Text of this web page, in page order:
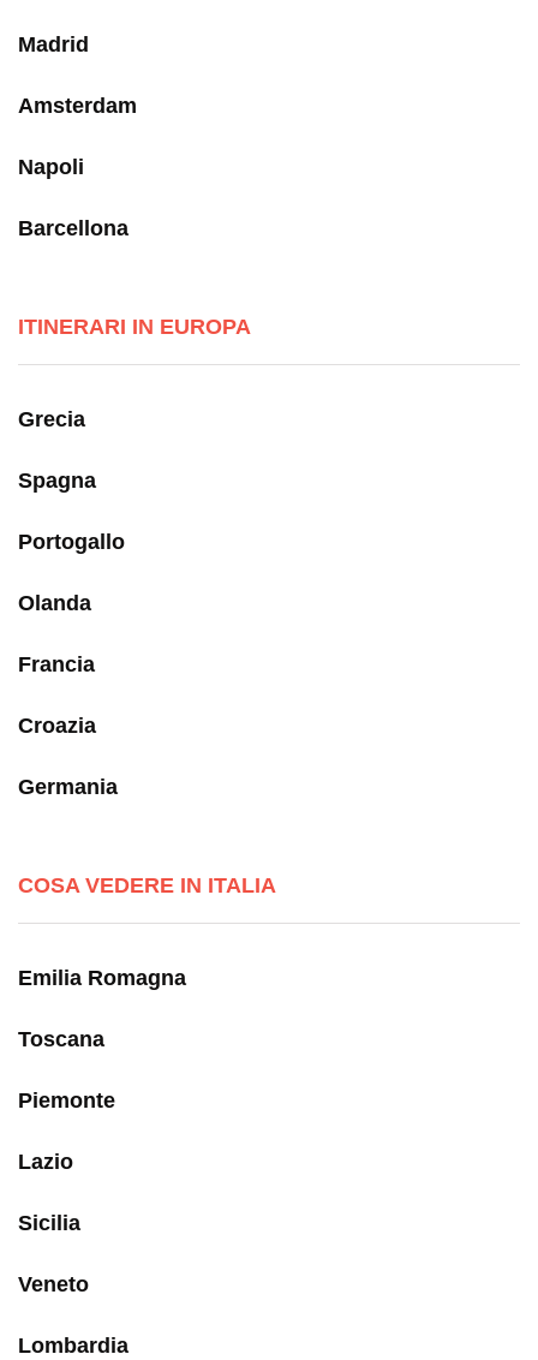
Madrid
Amsterdam
Napoli
Barcellona
ITINERARI IN EUROPA
Grecia
Spagna
Portogallo
Olanda
Francia
Croazia
Germania
COSA VEDERE IN ITALIA
Emilia Romagna
Toscana
Piemonte
Lazio
Sicilia
Veneto
Lombardia